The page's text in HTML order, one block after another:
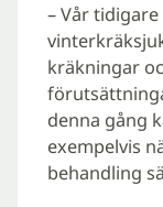
– Vår
kräkningar
denna gång
exempelvis
behandling